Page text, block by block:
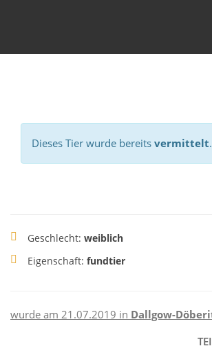
Dieses Tier wurde bereits vermittelt.
Geschlecht: weiblich
Eigenschaft: fundtier
wurde am 21.07.2019 in Dallgow-